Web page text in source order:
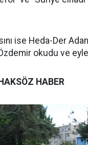
ise Heda-Der
okudu ve
HABER